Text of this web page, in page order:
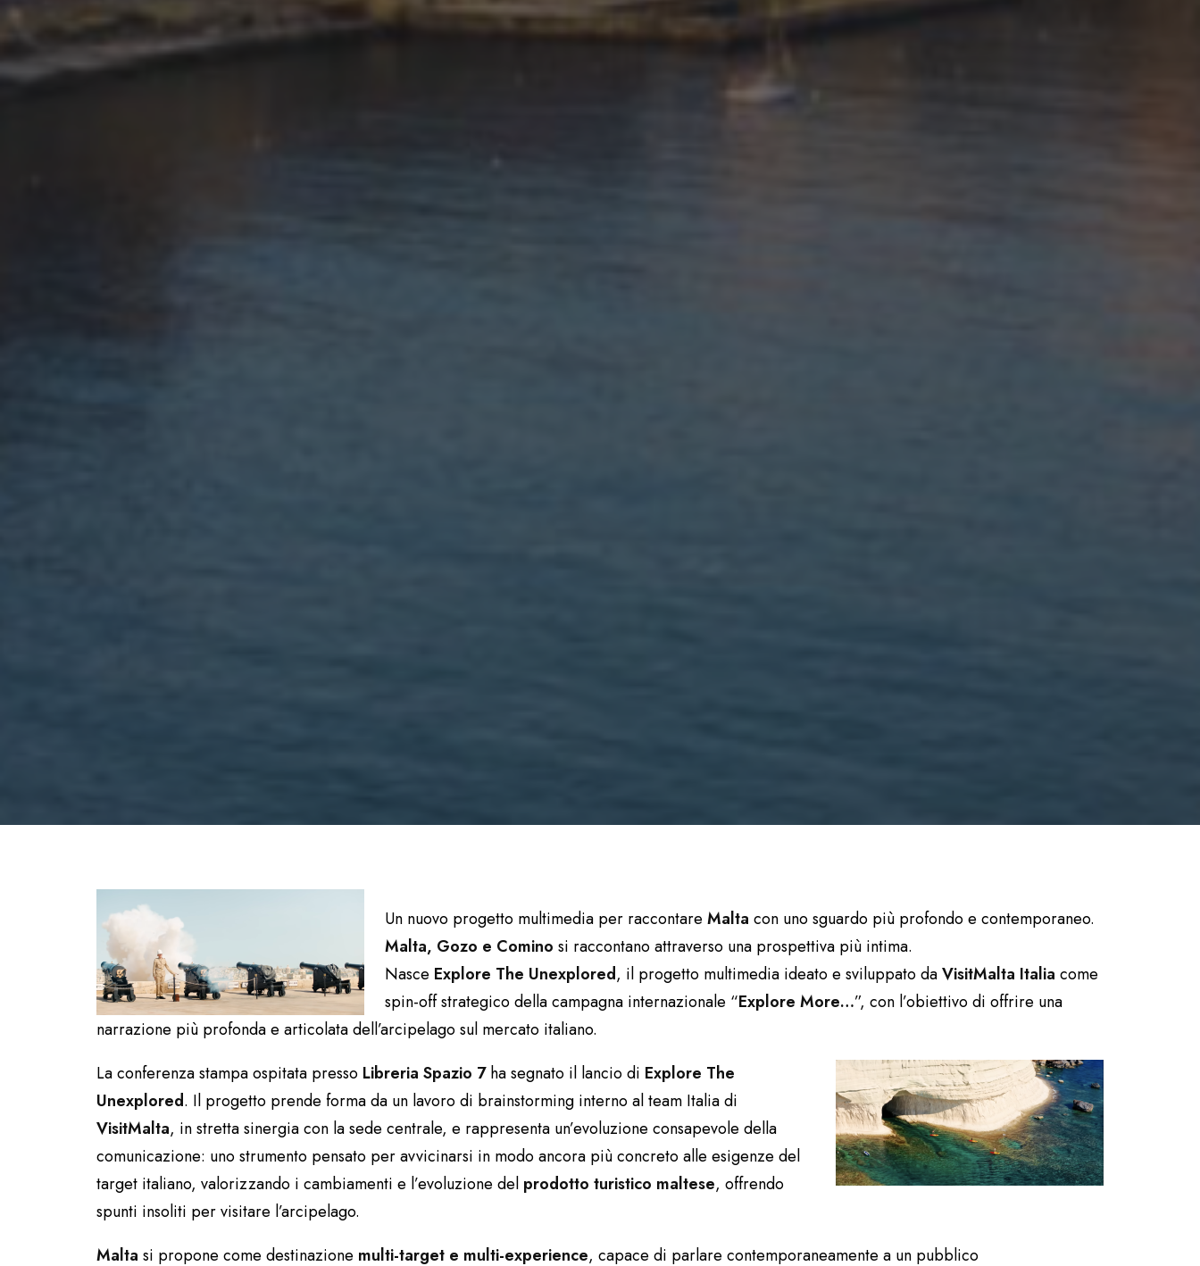
Un nuovo progetto multimedia per raccontare Malta con uno sguardo più profondo e contemporaneo.
Malta, Gozo e Comino si raccontano attraverso una prospettiva più intima.
Nasce Explore The Unexplored, il progetto multimedia ideato e sviluppato daVisitMalta Italia come
spin-off strategico della campagna internazionale “Explore More…”, con l’obiettivo di offrire una
narrazione più profonda e articolata dell’arcipelago sul mercato italiano.
La conferenza stampa ospitata presso Libreria Spazio 7ha segnato il lancio di Explore The
Unexplored. Il progetto prende forma da un lavoro di brainstorming interno al team Italia di
VisitMalta, in stretta sinergia con la sede centrale, e rappresenta un’evoluzione consapevole della
comunicazione: uno strumento pensato per avvicinarsi in modo ancora più concreto alle esigenze del
target italiano, valorizzando i cambiamenti e l’evoluzione del prodotto turistico maltese, offrendo
spunti insoliti per visitare l’arcipelago.
Malta si propone come destinazione multi-target e multi-experience, capace di parlare contemporaneamente a un pubblico